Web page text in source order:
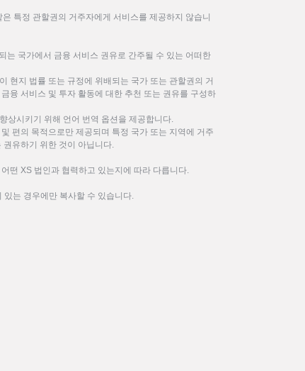
특정 관할권의 거주자에게 서비스를 제공하지 않습니
는 국가에서 금융 서비스 권유로 간주될 수 있는 어떠한
현지 법률 또는 규정에 위배되는 국가 또는 관할권의 거
융 서비스 및 투자 활동에 대한 추천 또는 권유를 구성하
상시키기 위해 언어 번역 옵션을 제공합니다.
편의 목적으로만 제공되며 특정 국가 또는 지역에 거주
유하기 위한 것이 아닙니다.
떤 XS 법인과 협력하고 있는지에 따라 다릅니다.
있는 경우에만 복사할 수 있습니다.